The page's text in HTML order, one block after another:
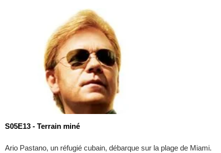
S05E13 - Terrain miné
Ario Pastano, un réfugié cubain, débarque sur la plage de Miami.